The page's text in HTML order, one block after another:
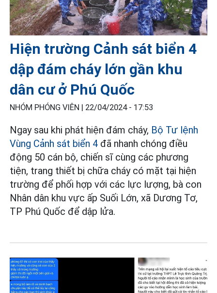
Hiện trường Cảnh sát biển 4
dập đám cháy lớn gần khu
dân cư ở Phú Quốc
NHÓM PHÓNG VIÊN | 22/04/2024 - 17:53
Ngay sau khi phát hiện đám cháy, Bộ Tư lệnh
Vùng Cảnh sát biển 4 đã nhanh chóng điều
động 50 cán bộ, chiến sĩ cùng các phương
tiện, trang thiết bị chữa cháy có mặt tại hiện
trường để phối hợp với các lực lượng, bà con
Nhân dân khu vực ấp Suối Lớn, xã Dương Tơ,
TP Phú Quốc để dập lửa.